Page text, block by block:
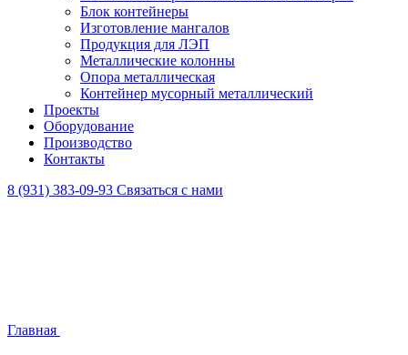
Блок контейнеры
Изготовление мангалов
Продукция для ЛЭП
Металлические колонны
Опора металлическая
Контейнер мусорный металлический
Проекты
Оборудование
Производство
Контакты
8 (931) 383-09-93 Связаться с нами
Главная